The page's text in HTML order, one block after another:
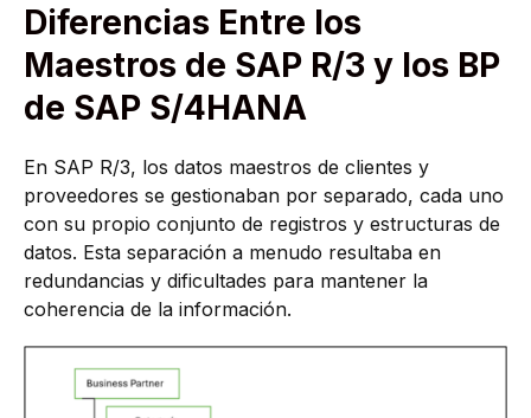
Diferencias Entre los
Maestros de SAP R/3 y los BP
de SAP S/4HANA
En SAP R/3, los datos maestros de clientes y
proveedores se gestionaban por separado, cada uno
con su propio conjunto de registros y estructuras de
datos. Esta separación a menudo resultaba en
redundancias y dificultades para mantener la
coherencia de la información.